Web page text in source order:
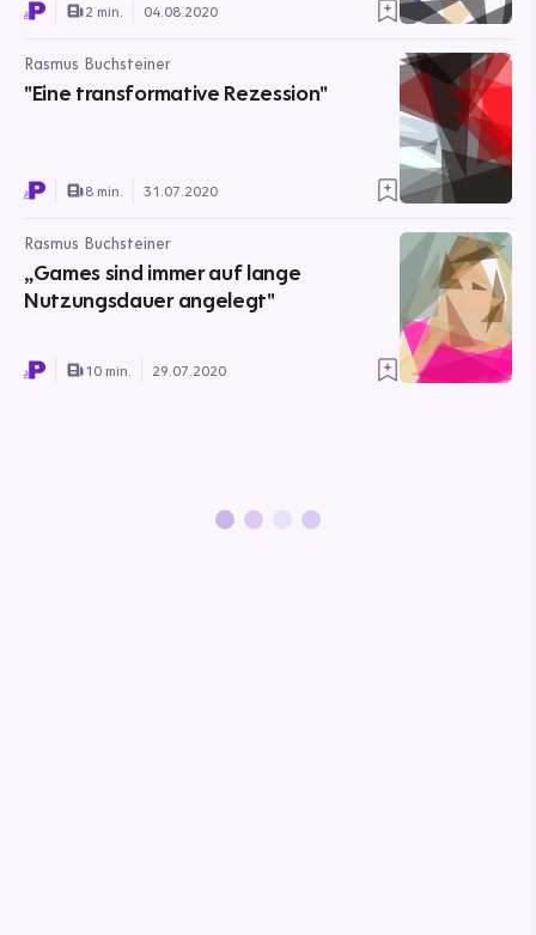
2 min. 04.08.2020
Rasmus Buchsteiner
"Eine transformative Rezession"
8 min. 31.07.2020
Rasmus Buchsteiner
„Games sind immer auf lange
Nutzungsdauer angelegt"
10 min. 29.07.2020